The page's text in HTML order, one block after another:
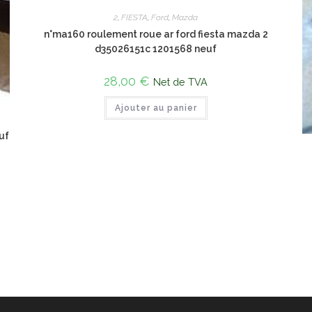
2,FIESTA,Ford,Mazda
n°ma160 roulement roue ar ford fiesta mazda 2
d35026151c 1201568 neuf
28,00 € Net de TVA
Ajouter au panier